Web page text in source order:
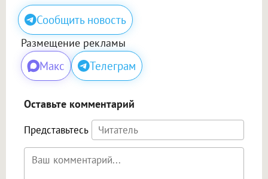
Сообщить новость
Размещение рекламы
Макс Телеграм
Оставьте комментарий
Представьтесь